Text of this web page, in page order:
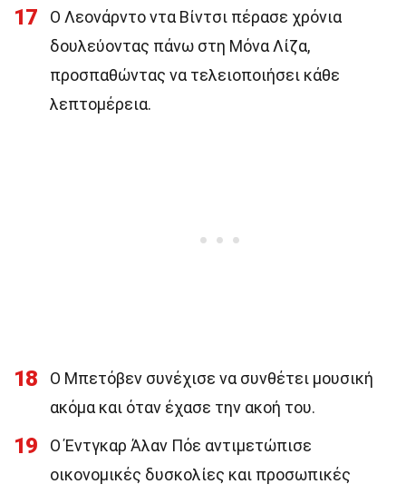
17
Ο Λεονάρντο ντα Βίντσι πέρασε χρόνια
δουλεύοντας πάνω στη Μόνα Λίζα,
προσπαθώντας να τελειοποιήσει κάθε
λεπτομέρεια.
18
Ο Μπετόβεν συνέχισε να συνθέτει μουσική
ακόμα και όταν έχασε την ακοή του.
19
Ο Έντγκαρ Άλαν Πόε αντιμετώπισε
οικονομικές δυσκολίες και προσωπικές